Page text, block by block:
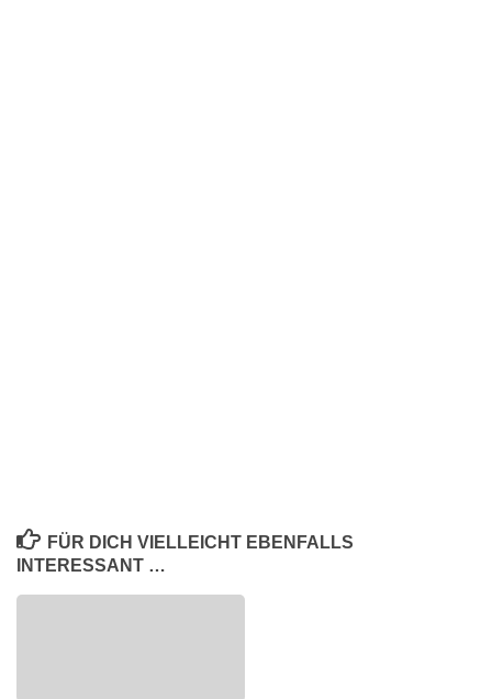
FÜR DICH VIELLEICHT EBENFALLS
INTERESSANT …